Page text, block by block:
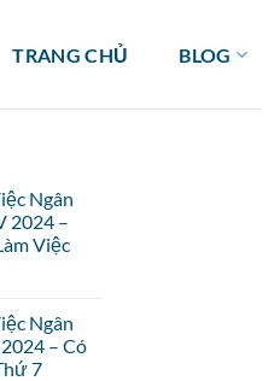
TRANG CHỦ BLOG
Ngân
2024 –
Việc
Ngân
– Có
7